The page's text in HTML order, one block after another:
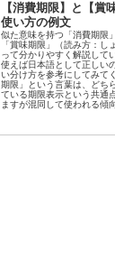
【消費期限】と【賞
使い方の例文
似た意味を持つ「消費期限
「賞味期限」（読み方：し
って分かりやすく解説して
使えば日本語として正しい
い分け方を参考にしてみて
期限」という言葉は、どち
ている期限表示という共通
ますが混同して使われる傾